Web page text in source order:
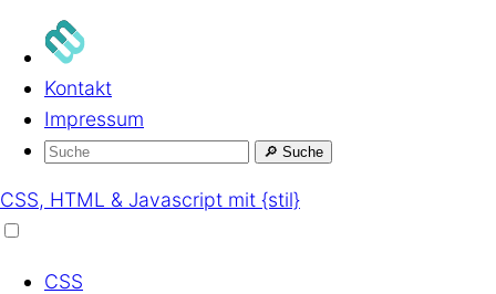
Kontakt
Impressum
🔎 Suche
CSS, HTML & Javascript mit {stil}
CSS